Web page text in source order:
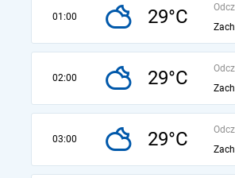
01:00 29°C
02:00 29°C
03:00 29°C